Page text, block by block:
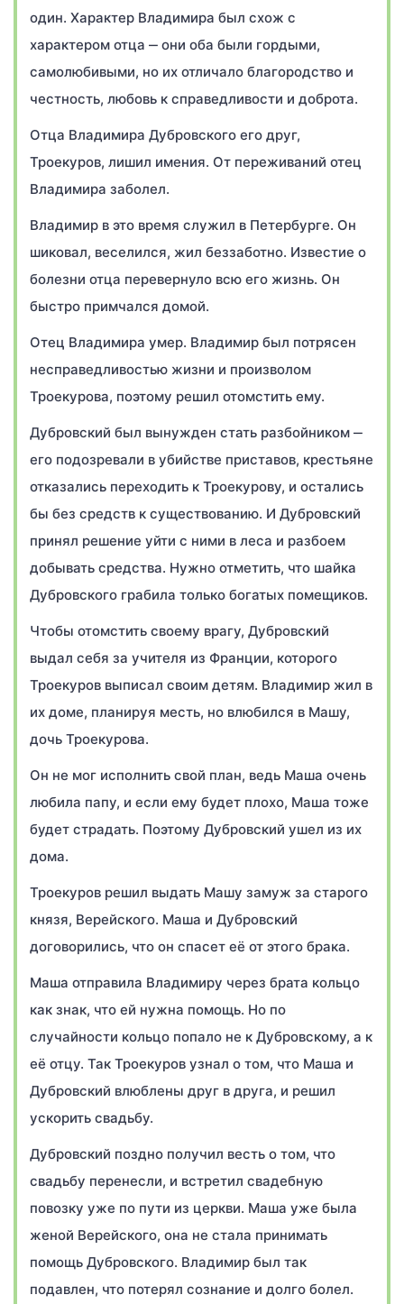
один. Характер Владимира был схож с
характером отца ‒ они оба были гордыми,
самолюбивыми, но их отличало благородство и
честность, любовь к справедливости и доброта.
Отца Владимира Дубровского его друг,
Троекуров, лишил имения. От переживаний отец
Владимира заболел.
Владимир в это время служил в Петербурге. Он
шиковал, веселился, жил беззаботно. Известие о
болезни отца перевернуло всю его жизнь. Он
быстро примчался домой.
Отец Владимира умер. Владимир был потрясен
несправедливостью жизни и произволом
Троекурова, поэтому решил отомстить ему.
Дубровский был вынужден стать разбойником ‒
его подозревали в убийстве приставов, крестьяне
отказались переходить к Троекурову, и остались
бы без средств к существованию. И Дубровский
принял решение уйти с ними в леса и разбоем
добывать средства. Нужно отметить, что шайка
Дубровского грабила только богатых помещиков.
Чтобы отомстить своему врагу, Дубровский
выдал себя за учителя из Франции, которого
Троекуров выписал своим детям. Владимир жил в
их доме, планируя месть, но влюбился в Машу,
дочь Троекурова.
Он не мог исполнить свой план, ведь Маша очень
любила папу, и если ему будет плохо, Маша тоже
будет страдать. Поэтому Дубровский ушел из их
дома.
Троекуров решил выдать Машу замуж за старого
князя, Верейского. Маша и Дубровский
договорились, что он спасет её от этого брака.
Маша отправила Владимиру через брата кольцо
как знак, что ей нужна помощь. Но по
случайности кольцо попало не к Дубровскому, а к
её отцу. Так Троекуров узнал о том, что Маша и
Дубровский влюблены друг в друга, и решил
ускорить свадьбу.
Дубровский поздно получил весть о том, что
свадьбу перенесли, и встретил свадебную
повозку уже по пути из церкви. Маша уже была
женой Верейского, она не стала принимать
помощь Дубровского. Владимир был так
подавлен, что потерял сознание и долго болел.